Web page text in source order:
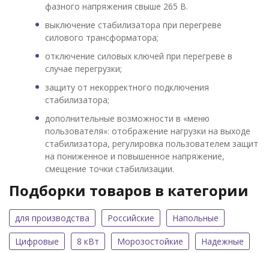
фазного напряжения свыше 265 В.
выключение стабилизатора при перегреве
силового трансформатора;
отключение силовых ключей при перегреве в
случае перегрузки;
защиту от некорректного подключения
стабилизатора;
дополнительные возможности в «меню
пользователя»: отображение нагрузки на выходе
стабилизатора, регулировка пользователем защит
на пониженное и повышенное напряжение,
смещение точки стабилизации.
Подборки товаров в категории
для производства Российские Напольные
Цифровые 8 кВт Морозостойкие Надежные